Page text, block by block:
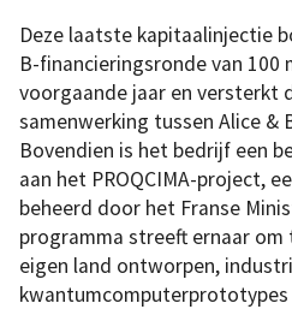
Deze laatste kapitaalinjectie
B-financieringsronde van 100
voorgaande jaar en versterkt
samenwerking tussen Alice &
Bovendien is het bedrijf een
aan het PROQCIMA-project,
beheerd door het Franse
programma streeft ernaar om
eigen land ontworpen,